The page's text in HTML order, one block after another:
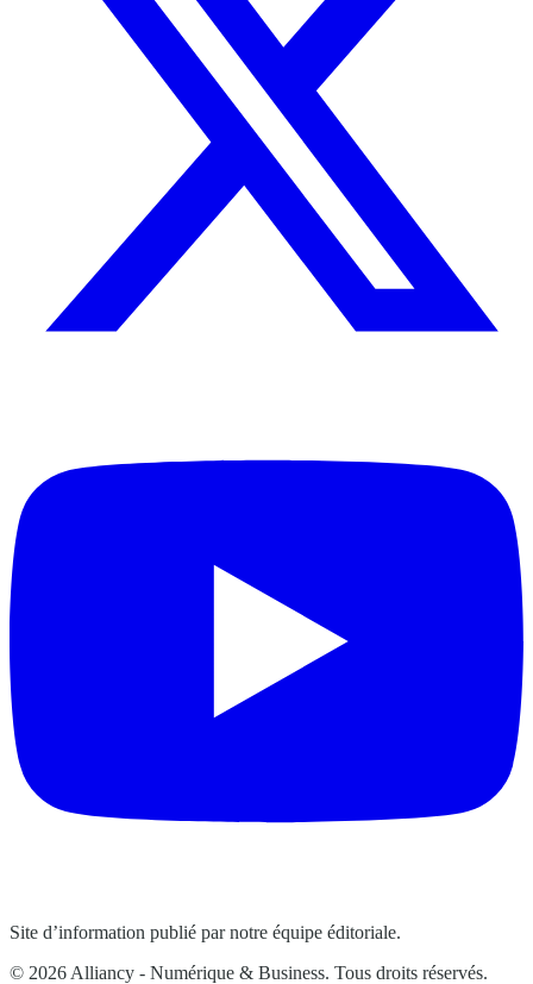
Site d’information publié par notre équipe éditoriale.
© 2026 Alliancy - Numérique & Business. Tous droits réservés.